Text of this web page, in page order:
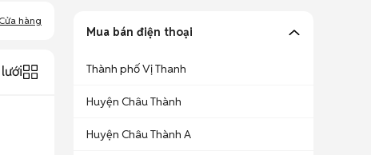
hàng
Mua bán điện thoại
Thành phố Vị Thanh
Huyện Châu Thành
Huyện Châu Thành A